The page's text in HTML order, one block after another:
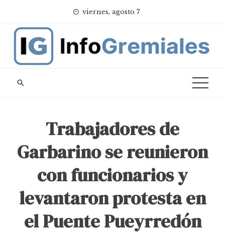
content
viernes, agosto 7
Trabajadores de
Garbarino se reunieron
con funcionarios y
levantaron protesta en
el Puente Pueyrredón